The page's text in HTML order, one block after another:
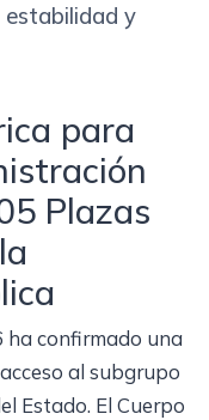
estabilidad y
para
Plazas
ha confirmado una
al subgrupo
Estado. El Cuerpo